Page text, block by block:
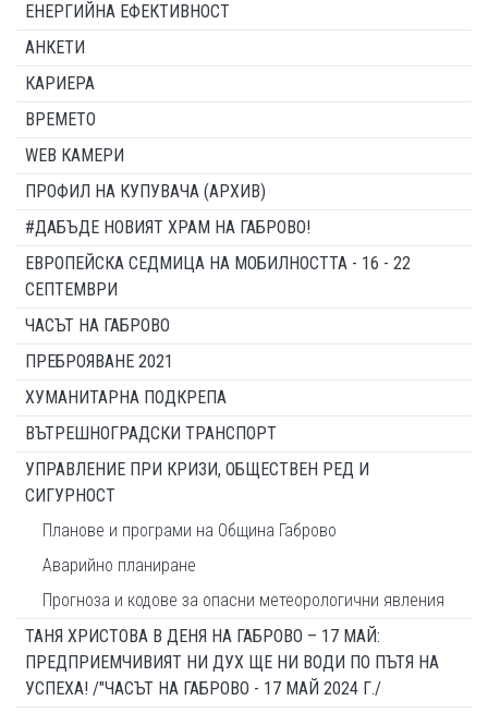
ЕНЕРГИЙНА ЕФЕКТИВНОСТ
АНКЕТИ
КАРИЕРА
ВРЕМЕТО
WEB КАМЕРИ
ПРОФИЛ НА КУПУВАЧА (АРХИВ)
#ДАБЪДЕ НОВИЯТ ХРАМ НА ГАБРОВО!
ЕВРОПЕЙСКА СЕДМИЦА НА МОБИЛНОСТТА - 16 - 22
СЕПТЕМВРИ
ЧАСЪТ НА ГАБРОВО
ПРЕБРОЯВАНЕ 2021
ХУМАНИТАРНА ПОДКРЕПА
ВЪТРЕШНОГРАДСКИ ТРАНСПОРТ
УПРАВЛЕНИЕ ПРИ КРИЗИ, ОБЩЕСТВЕН РЕД И
СИГУРНОСТ
Планове и програми на Община Габрово
Аварийно планиране
Прогноза и кодове за опасни метеорологични явления
ТАНЯ ХРИСТОВА В ДЕНЯ НА ГАБРОВО – 17 МАЙ:
ПРЕДПРИЕМЧИВИЯТ НИ ДУХ ЩЕ НИ ВОДИ ПО ПЪТЯ НА
УСПЕХА! /"ЧАСЪТ НА ГАБРОВО - 17 МАЙ 2024 Г./